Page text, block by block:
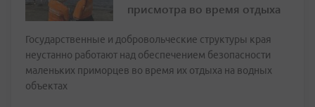
присмотра во время отдыха
Государственные и добровольческие структуры края
неустанно работают над обеспечением безопасности
маленьких приморцев во время их отдыха на водных
объектах